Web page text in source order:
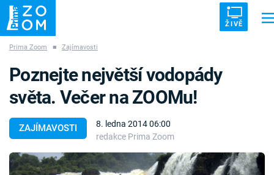
ŽIVĚ
VETŘELCI DÁVNOVĚKU
Témata
Prima Zoom ■ Zajímavosti
ZAJÍMAVOSTI
8. ledna 2014 06:00
redakce Prima Zoom
Poznejte největší vodopády
světa. Večer na ZOOMu!